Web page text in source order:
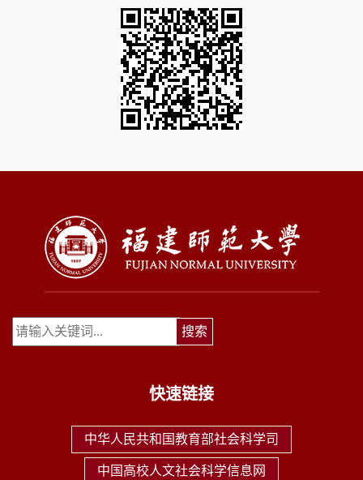
快速链接
中华人民共和国教育部社会科学司
中国高校人文社会科学信息网